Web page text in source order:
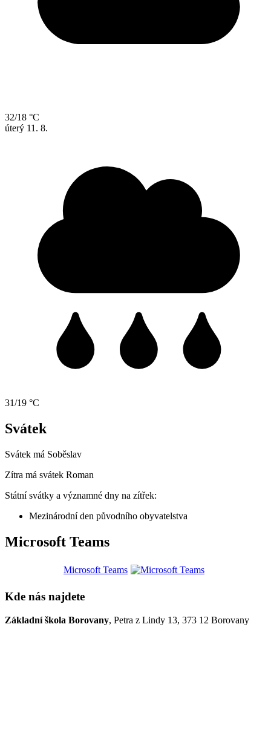
32/18 °C
úterý 11. 8.
31/19 °C
Svátek
Svátek má Soběslav
Zítra má svátek Roman
Státní svátky a významné dny na zítřek:
Mezinárodní den původního obyvatelstva
Microsoft Teams
Microsoft Teams
Kde nás najdete
Základní škola Borovany, Petra z Lindy 13, 373 12 Borovany